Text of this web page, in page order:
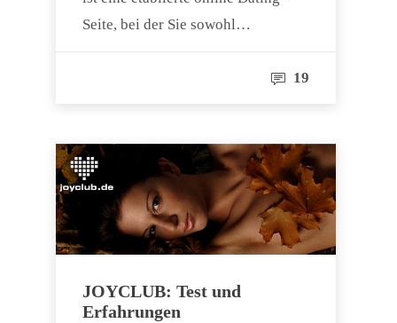
Seite, bei der Sie sowohl…
19
JOYCLUB: Test und
Erfahrungen